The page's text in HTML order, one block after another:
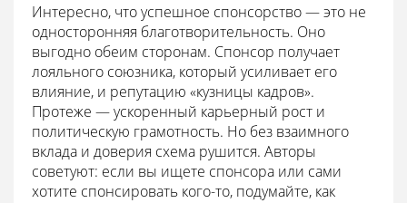
Интересно, что успешное спонсорство — это не
односторонняя благотворительность. Оно
выгодно обеим сторонам. Спонсор получает
лояльного союзника, который усиливает его
влияние, и репутацию «кузницы кадров».
Протеже — ускоренный карьерный рост и
политическую грамотность. Но без взаимного
вклада и доверия схема рушится. Авторы
советуют: если вы ищете спонсора или сами
хотите спонсировать кого-то, подумайте, как